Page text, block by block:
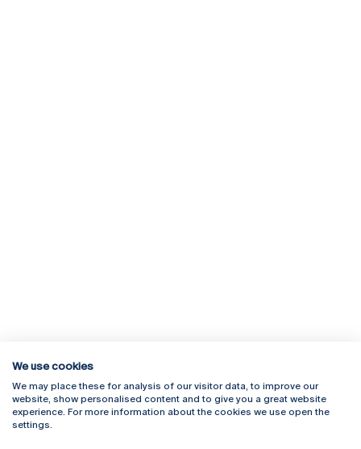
Rua Diogo Botelho 1327
4169-005 Porto
+351 226 196 240
Campus Online
Webmail
We use cookies
We may place these for analysis of our visitor data, to improve our
website, show personalised content and to give you a great website
experience. For more information about the cookies we use open the
settings.